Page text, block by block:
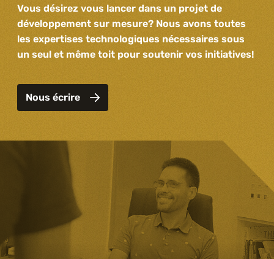
Vous désirez vous lancer dans un projet de
développement sur mesure? Nous avons toutes
les expertises technologiques nécessaires sous
un seul et même toit pour soutenir vos initiatives!
Nous écrire